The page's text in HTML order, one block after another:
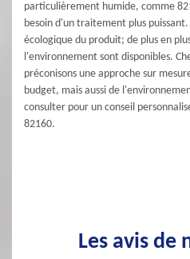
particulièrement humide, comme
besoin d'un traitement plus
écologique du produit; de plus en
l'environnement sont disponibles.
préconisons une approche sur
budget, mais aussi de
consulter pour un conseil
82160.
Les avis de